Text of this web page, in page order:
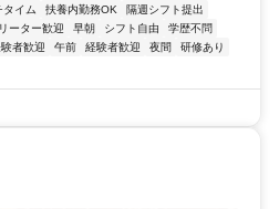
タイム 扶養内勤務OK
隔週シフト提出
ーター歓迎 早朝 シフト自由
学歴不問
者歓迎 午前 経験者歓迎 夜間
研修あり